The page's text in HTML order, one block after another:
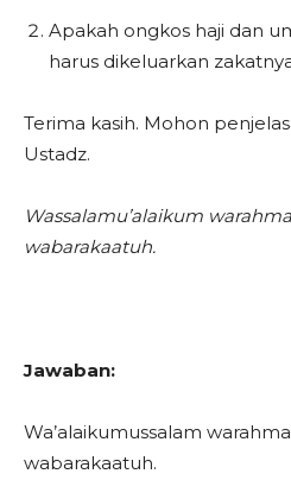
Apakah ongkos haji dan
harus dikeluarkan
Terima kasih. Mohon
Ustadz.
Wassalamu’alaikum
wabarakaatuh.
Jawaban:
Wa’alaikumussalam
wabarakaatuh.